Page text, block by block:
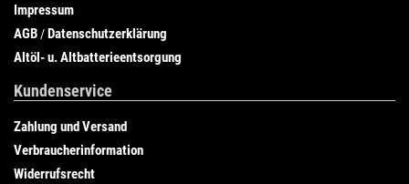
Impressum
AGB /Datenschutzerklärung
Altöl- u. Altbatterieentsorgung
Kundenservice
Zahlung und Versand
Verbraucherinformation
Widerrufsrecht